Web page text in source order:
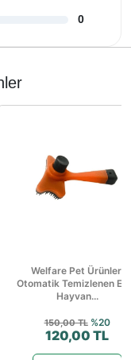
0
Welfare Pet Ürünleri
Otomatik Temizlenen
Hayvan...
150,00 TL %20
120,00 TL